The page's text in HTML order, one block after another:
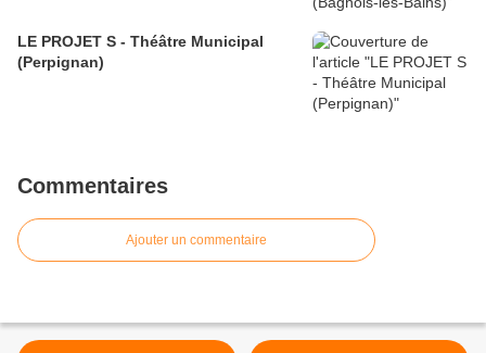
LE PROJET S - Théâtre Municipal
(Perpignan)
Commentaires
Ajouter un commentaire